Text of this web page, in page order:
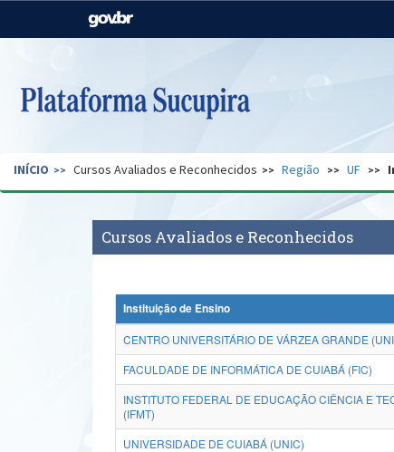
Casa Civil
Pecuária e Abastecimento
Secretaria de Governo Gabinete de Segurança
INÍCIO Cursos Avaliados e Reconhecidos Região UF
Cursos Avaliados e Reconhecidos
Instituição de Ensino
CENTRO UNIVERSITÁRIO DE VÁRZEA GRANDE
FACULDADE DE INFORMÁTICA DE CUIABÁ (FIC)
INSTITUTO FEDERAL DE EDUCAÇÃO CIÊNCIA E
(IFMT)
UNIVERSIDADE DE CUIABÁ (UNIC)